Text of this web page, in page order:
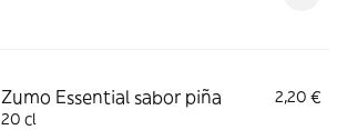
Zumo Essential sabor piña
2,20 €
20 cl